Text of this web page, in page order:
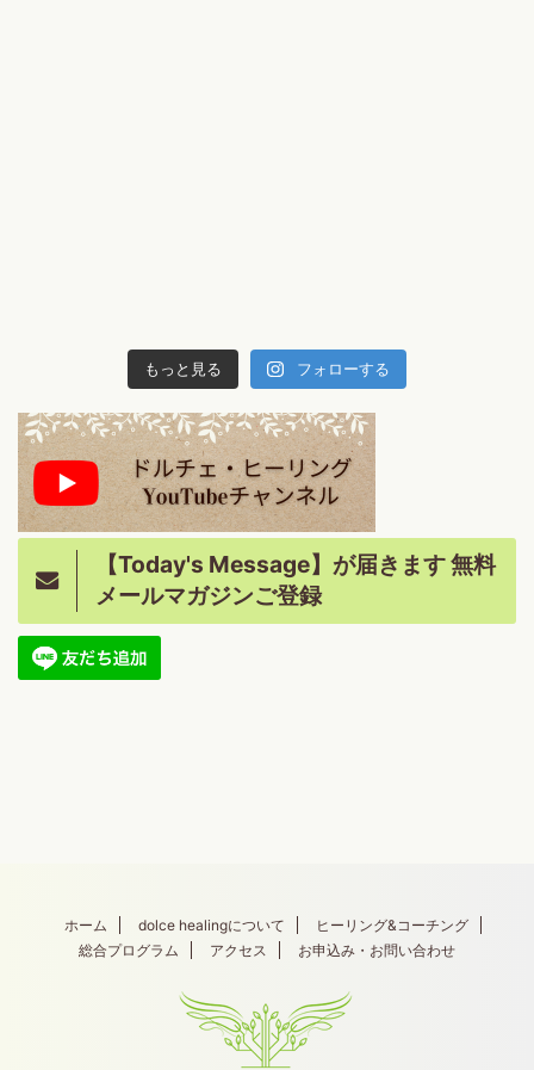
もっと見る フォローする
【Today's Message】が届きます 無料
メールマガジンご登録
ホーム dolce healingについて
ヒーリング&コーチング
総合プログラム
アクセス お申込み・お問い合わせ